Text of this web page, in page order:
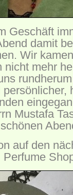
Geschäft
damit
Wir
nicht mehr
Mustafa
schönen
auf den
Perfume